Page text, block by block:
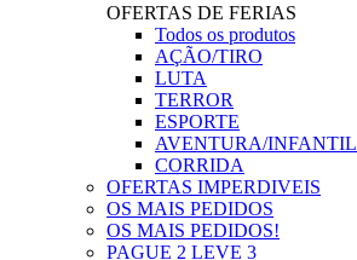
OFERTAS DE FERIAS
Todos os produtos
AÇÃO/TIRO
LUTA
TERROR
ESPORTE
AVENTURA/INFANTIL
CORRIDA
OFERTAS IMPERDIVEIS
OS MAIS PEDIDOS
OS MAIS PEDIDOS!
PAGUE 2 LEVE 3